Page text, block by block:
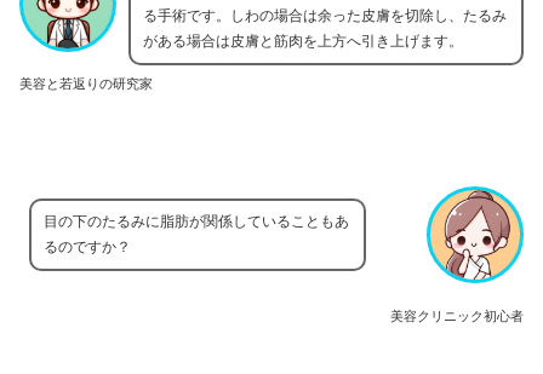
美容と若返りの研究家
る手術です。しわの場合は余った皮膚を切除し、たるみ
がある場合は皮膚と筋肉を上方へ引き上げます。
美容クリニック初心者
目の下のたるみに脂肪が関係していることもあ
るのですか？